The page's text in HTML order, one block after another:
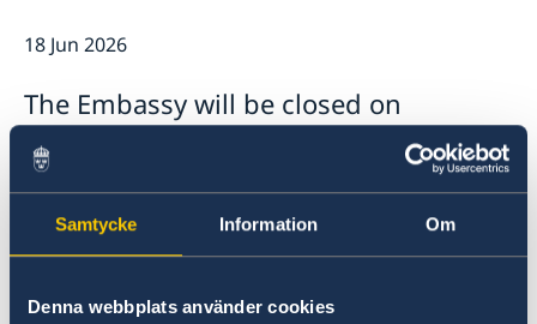
Samtycke Information Om
Denna webbplats använder cookies
Vote in Armenia
18 Jun 2026
The Embassy will be closed on
Midsummer's Eve, Friday, 19 June 2026